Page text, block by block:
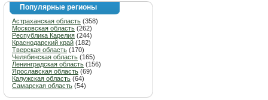
Популярные регионы
Астраханская область (358)
Московская область (262)
Республика Карелия (244)
Краснодарский край (182)
Тверская область (170)
Челябинская область (165)
Ленинградская область (156)
Ярославская область (69)
Калужская область (64)
Самарская область (54)